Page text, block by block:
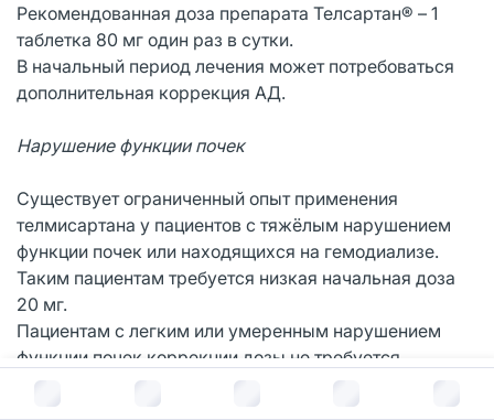
В корзину за руб.
Рекомендованная доза препарата Телсартан® – 1
таблетка 80 мг один раз в сутки.
В начальный период лечения может потребоваться
дополнительная коррекция АД.
Нарушение функции почек
Существует ограниченный опыт применения
телмисартана у пациентов с тяжёлым нарушением
функции почек или находящихся на гемодиализе.
Таким пациентам требуется низкая начальная доза
20 мг.
Пациентам с легким или умеренным нарушением
функции почек коррекции дозы не требуется.
Нарушения функции печени